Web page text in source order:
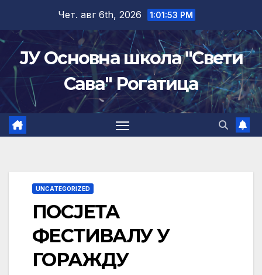
content
Чет. авг 6th, 2026 1:01:54 PM
ЈУ Основна школа "Свети
Сава" Рогатица
UNCATEGORIZED
ПОСЈЕТА
ФЕСТИВАЛУ У
ГОРАЖДУ